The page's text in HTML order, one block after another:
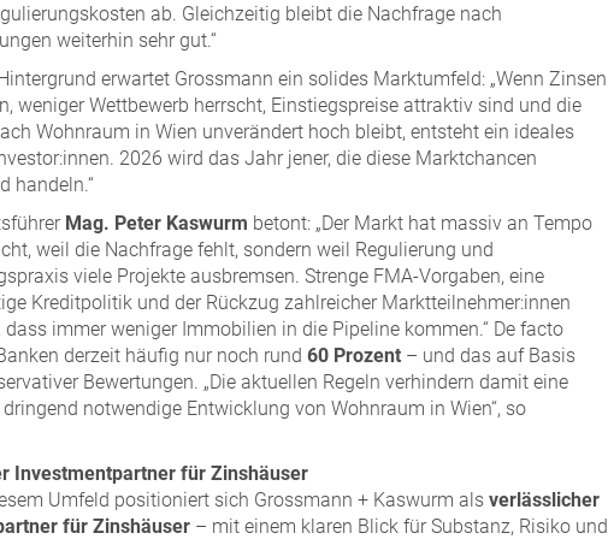
ab. Gleichzeitig bleibt die Nachfrage nach
weiterhin sehr gut.“
erwartet Grossmann ein solides Marktumfeld: „Wenn Zinsen
weniger Wettbewerb herrscht, Einstiegspreise attraktiv sind und die
Wohnraum in Wien unverändert hoch bleibt, entsteht ein ideales
2026 wird das Jahr jener, die diese Marktchancen
handeln.“
Mag. Peter Kaswurm betont: „Der Markt hat massiv an Tempo
weil die Nachfrage fehlt, sondern weil Regulierung und
viele Projekte ausbremsen. Strenge FMA-Vorgaben, eine
Kreditpolitik und der Rückzug zahlreicher Marktteilnehmer:innen
dass immer weniger Immobilien in die Pipeline kommen.“ De facto
derzeit häufig nur noch rund 60 Prozent – und das auf Basis
Bewertungen. „Die aktuellen Regeln verhindern damit eine
dringend notwendige Entwicklung von Wohnraum in Wien“, so
Investmentpartner für Zinshäuser
Umfeld positioniert sich Grossmann + Kaswurm als verlässlicher
für Zinshäuser – mit einem klaren Blick für Substanz, Risiko und